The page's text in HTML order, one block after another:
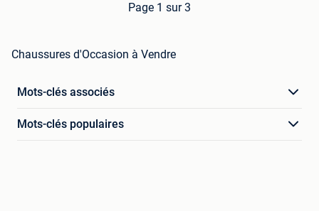
Page 1 sur 3
Chaussures d'Occasion à Vendre
Mots-clés associés
Mots-clés populaires